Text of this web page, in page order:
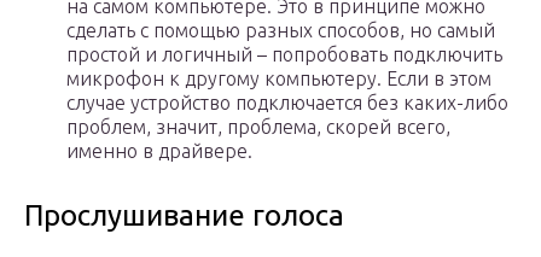
на самом компьютере. Это в принципе можно
сделать с помощью разных способов, но самый
простой и логичный – попробовать подключить
микрофон к другому компьютеру. Если в этом
случае устройство подключается без каких-либо
проблем, значит, проблема, скорей всего,
именно в драйвере.
Прослушивание голоса